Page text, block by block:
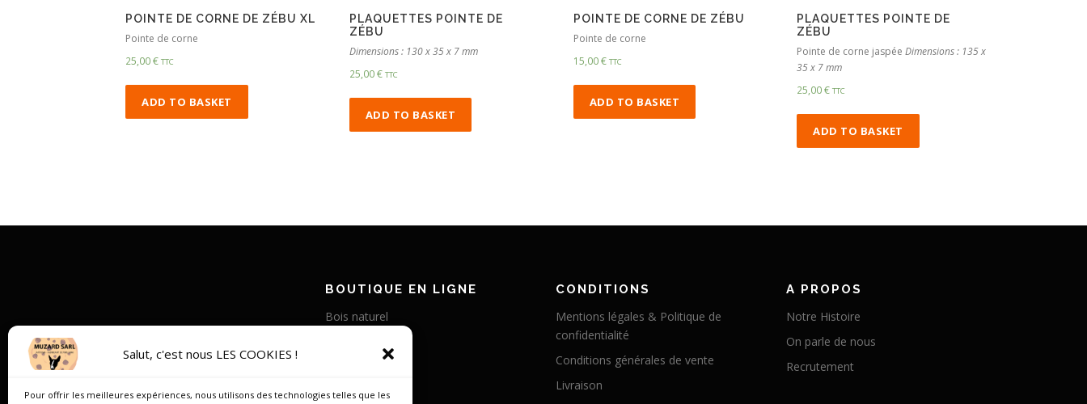
Salut, c'est nous LES COOKIES !
Pour offrir les meilleures expériences, nous utilisons des technologies telles que les
POINTE DE CORNE DE ZÉBU XL
Pointe de corne
25,00€ TTC
ADD TO BASKET
PLAQUETTES POINTE DE
ZÉBU
Dimensions : 130 x 35 x 7 mm
25,00€ TTC
ADD TO BASKET
POINTE DE CORNE DE ZÉBU
Pointe de corne
15,00€ TTC
ADD TO BASKET
PLAQUETTES POINTE DE
ZÉBU
Pointe de corne jaspéeDimensions : 135 x
35 x 7 mm
25,00€ TTC
ADD TO BASKET
BOUTIQUE EN LIGNE
Bois naturel
Os de chameau
CONDITIONS
Mentions légales & Politique de
confidentialité
Conditions générales de vente
Livraison
A PROPOS
Notre Histoire
On parle de nous
Recrutement